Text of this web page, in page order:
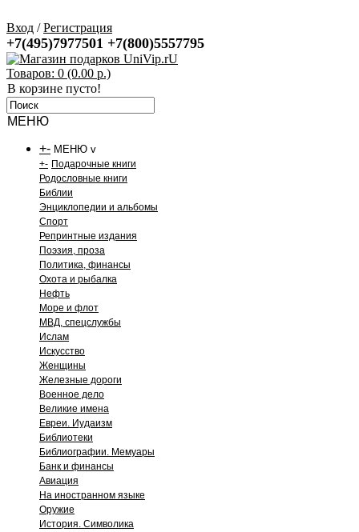
Вход /Регистрация
+7(495)7977501 +7(800)5557795
Товаров: 0 (0.00 р.)
В корзине пусто!
МЕНЮ
+- МЕНЮ v
+- Подарочные книги
Родословные книги
Библии
Энциклопедии и альбомы
Спорт
Репринтные издания
Поэзия, проза
Политика, финансы
Охота и рыбалка
Нефть
Море и флот
МВД, спецслужбы
Ислам
Искусство
Женщины
Железные дороги
Военное дело
Великие имена
Евреи. Иудаизм
Библиотеки
Библиографии. Мемуары
Банк и финансы
Авиация
На иностранном языке
Оружие
История. Символика